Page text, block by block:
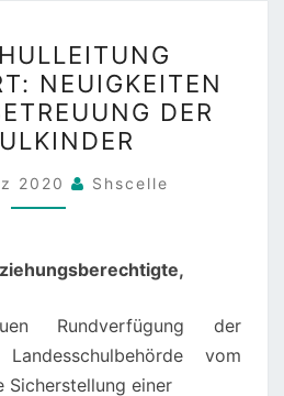
SCHULLEITUNG
INFORMIERT:
NEUIGKEITEN
ZUR
NOTBETREUUNG
DER
NEUIGKEITEN
DER
2020 Shscelle
Rundverfügung der
Landesschulbehörde vom
einer